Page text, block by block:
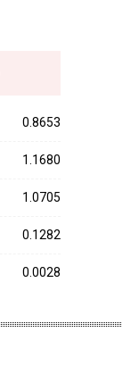
0.8653
1.1680
1.0705
0.1282
0.0028